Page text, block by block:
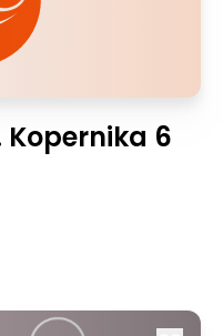
Kopernika 6